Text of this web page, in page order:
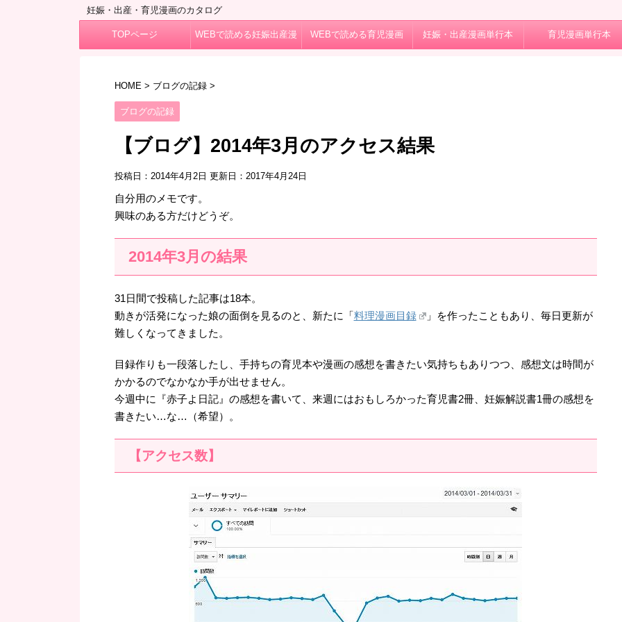
妊娠・出産・育児漫画のカタログ
TOPページ WEBで読める妊娠出産漫 WEBで読める育児漫画 妊娠・出産漫画単行本 育児漫画単行本
HOME> ブログの記録 >
ブログの記録
【ブログ】2014年3月のアクセス結果
投稿日：2014年4月2日 更新日： 2017年4月24日
自分用のメモです。
興味のある方だけどうぞ。
2014年3月の結果
31日間で投稿した記事は18本。
動きが活発になった娘の面倒を見るのと、新たに「料理漫画目録
」を作ったこともあり、毎日更新が
難しくなってきました。
目録作りも一段落したし、手持ちの育児本や漫画の感想を書きたい気持ちもありつつ、感想文は時間が
かかるのでなかなか手が出せません。
今週中に『赤子よ日記』の感想を書いて、来週にはおもしろかった育児書2冊、妊娠解説書1冊の感想を
書きたい…な…（希望）。
【アクセス数】